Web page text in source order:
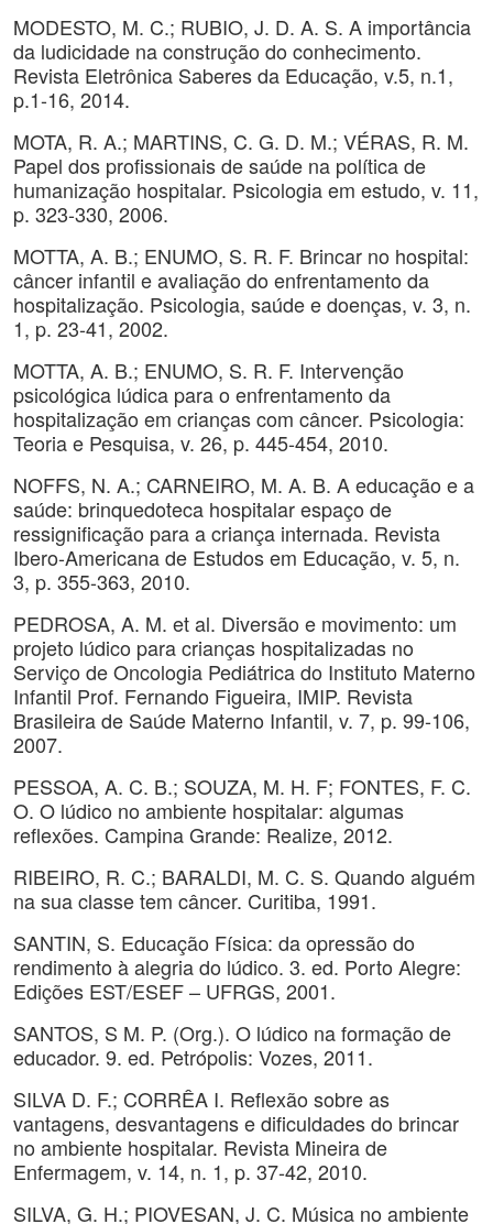
MODESTO, M. C.; RUBIO, J. D. A. S. A importância
da ludicidade na construção do conhecimento.
Revista Eletrônica Saberes da Educação, v.5, n.1,
p.1-16, 2014.
MOTA, R. A.; MARTINS, C. G. D. M.; VÉRAS, R. M.
Papel dos profissionais de saúde na política de
humanização hospitalar. Psicologia em estudo, v. 11,
p. 323-330, 2006.
MOTTA, A. B.; ENUMO, S. R. F. Brincar no hospital:
câncer infantil e avaliação do enfrentamento da
hospitalização. Psicologia, saúde e doenças, v. 3, n.
1, p. 23-41, 2002.
MOTTA, A. B.; ENUMO, S. R. F. Intervenção
psicológica lúdica para o enfrentamento da
hospitalização em crianças com câncer. Psicologia:
Teoria e Pesquisa, v. 26, p. 445-454, 2010.
NOFFS, N. A.; CARNEIRO, M. A. B. A educação e a
saúde: brinquedoteca hospitalar espaço de
ressignificação para a criança internada. Revista
Ibero-Americana de Estudos em Educação, v. 5, n.
3, p. 355-363, 2010.
PEDROSA, A. M. et al. Diversão e movimento: um
projeto lúdico para crianças hospitalizadas no
Serviço de Oncologia Pediátrica do Instituto Materno
Infantil Prof. Fernando Figueira, IMIP. Revista
Brasileira de Saúde Materno Infantil, v. 7, p. 99-106,
2007.
PESSOA, A. C. B.; SOUZA, M. H. F; FONTES, F. C.
O. O lúdico no ambiente hospitalar: algumas
reflexões. Campina Grande: Realize, 2012.
RIBEIRO, R. C.; BARALDI, M. C. S. Quando alguém
na sua classe tem câncer. Curitiba, 1991.
SANTIN, S. Educação Física: da opressão do
rendimento à alegria do lúdico. 3. ed. Porto Alegre:
Edições EST/ESEF – UFRGS, 2001.
SANTOS, S M. P. (Org.). O lúdico na formação de
educador. 9. ed. Petrópolis: Vozes, 2011.
SILVA D. F.; CORRÊA I. Reflexão sobre as
vantagens, desvantagens e dificuldades do brincar
no ambiente hospitalar. Revista Mineira de
Enfermagem, v. 14, n. 1, p. 37-42, 2010.
SILVA, G. H.; PIOVESAN, J. C. Música no ambiente